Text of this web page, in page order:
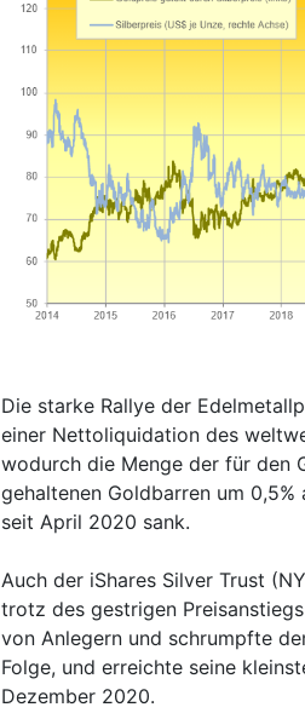
Die starke Rallye der
einer Nettoliquidation des
wodurch die Menge der für den
gehaltenen Goldbarren um
seit April 2020 sank.
Auch der iShares Silver Trust
trotz des gestrigen
von Anlegern und schrumpfte
Folge, und erreichte seine
Dezember 2020.